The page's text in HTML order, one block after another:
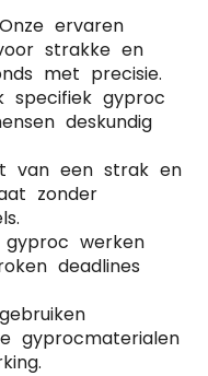
ervaren
strakke en
met precisie.
specifiek gyproc
deskundig
van een strak en
zonder
gyproc werken
deadlines
gyprocmaterialen